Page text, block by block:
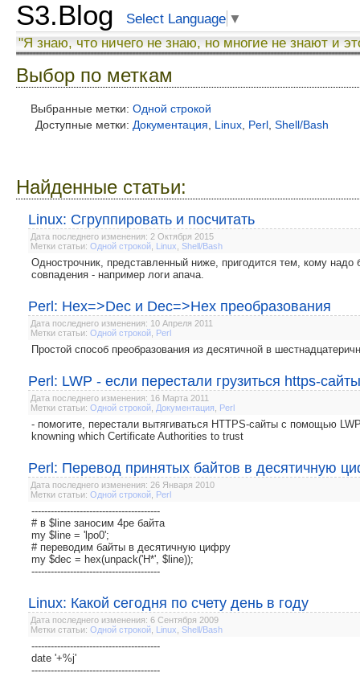
S3.Blog Select Language ▼
"Я знаю, что ничего не знаю, но многие не знают и
Выбор по меткам
Выбранные метки: Одной строкой
Доступные метки: Документация Linux Perl Shell/Bash
Найденные статьи:
Linux: Сгруппировать и посчитать
Дата последнего изменения: 2 Октября 2015
Метки статьи: Одной строкой Linux Shell/Bash
Однострочник, представленный ниже, пригодится тем, кому надо
совпадения - например логи апача.
Perl: Hex=>Dec и Dec=>Hex преобразования
Дата последнего изменения: 10 Апреля 2011
Метки статьи: Одной строкой Perl
Простой способ преобразования из десятичной в
Perl: LWP - если перестали грузиться https-сайты
Дата последнего изменения: 16 Марта 2011
Метки статьи: Одной строкой Документация Perl
- помогите, перестали вытягиваться HTTPS-сайты с помощью
knowning which Certificate Authorities to trust
Perl: Перевод принятых байтов в десятичную
Дата последнего изменения: 26 Января 2010
Метки статьи: Одной строкой Perl
----------------------------------------
# в $line заносим 4ре байта
my $line = 'lpo0';
# переводим байты в десятичную цифру
my $dec = hex(unpack('H*', $line));
----------------------------------------
Linux: Какой сегодня по счету день в году
Дата последнего изменения: 6 Сентября 2009
Метки статьи: Одной строкой Linux Shell/Bash
----------------------------------------
date '+%j'
----------------------------------------